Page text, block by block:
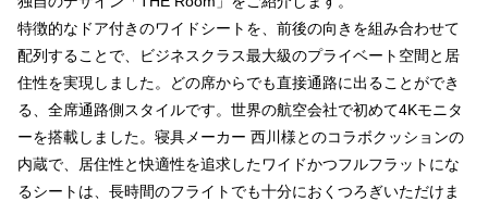
特徴的なドア付きのワイドシートを、前後の向きを組み合わせて
配列することで、ビジネスクラス最大級のプライベート空間と居
住性を実現しました。どの席からでも直接通路に出ることができ
る、全席通路側スタイルです。世界の航空会社で初めて4Kモニタ
ーを搭載しました。寝具メーカー 西川様とのコラボクッションの
内蔵で、居住性と快適性を追求したワイドかつフルフラットにな
るシートは、長時間のフライトでも十分におくつろぎいただけま